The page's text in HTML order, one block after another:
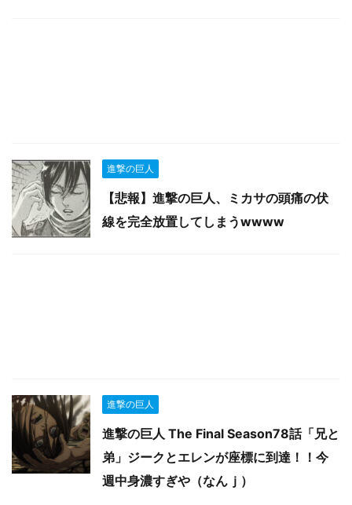
進撃の巨人
【悲報】進撃の巨人、ミカサの頭痛の伏
線を完全放置してしまうwwww
進撃の巨人
進撃の巨人 The Final Season78話「兄と
弟」ジークとエレンが座標に到達！！今
週中身濃すぎや（なんｊ）